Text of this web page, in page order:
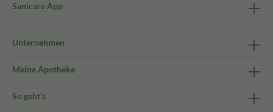
Sanicare App
Unternehmen
Meine Apotheke
So geht's